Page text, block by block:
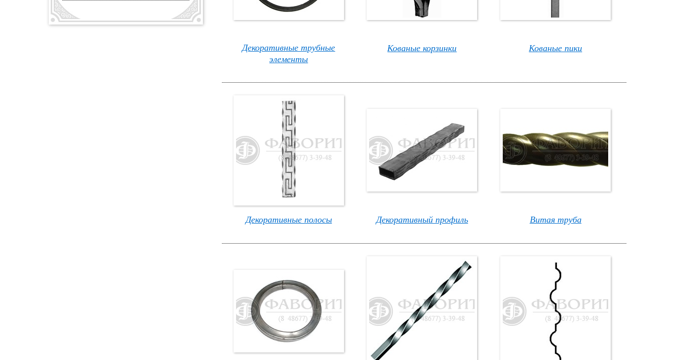
Декоративные трубные
элементы
Кованые корзинки Кованые пики
Декоративные полосы Декоративный профиль Витая труба